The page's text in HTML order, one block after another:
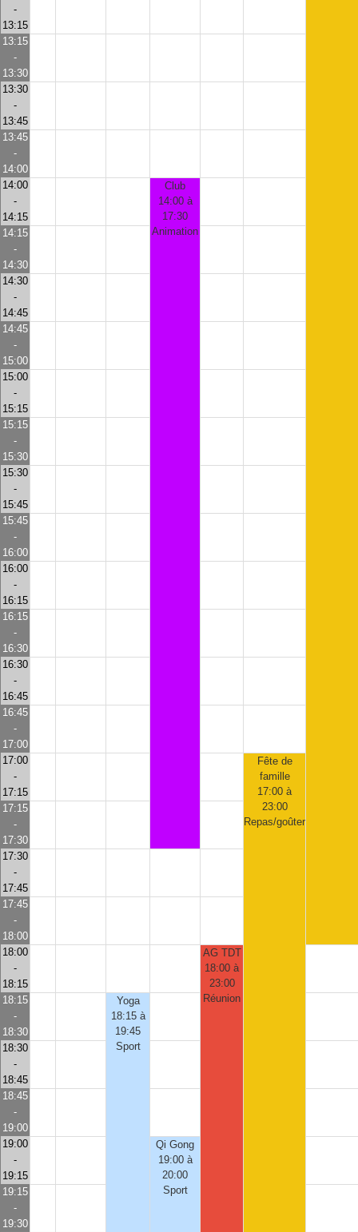
-
13:15
13:15
-
13:30
13:30
-
13:45
13:45
-
14:00
14:00
-
14:15
Club
14:00 à
17:30
Animation
14:15
-
14:30
14:30
-
14:45
14:45
-
15:00
15:00
-
15:15
15:15
-
15:30
15:30
-
15:45
15:45
-
16:00
16:00
-
16:15
16:15
-
16:30
16:30
-
16:45
16:45
-
17:00
17:00
-
17:15
Fête de
famille
17:00 à
23:00
Repas/goûter
17:15
-
17:30
17:30
-
17:45
17:45
-
18:00
18:00
-
18:15
AG TDT
18:00 à
23:00
Réunion
18:15
-
18:30
Yoga
18:15 à
19:45
Sport
18:30
-
18:45
18:45
-
19:00
19:00
-
19:15
Qi Gong
19:00 à
20:00
Sport
19:15
-
19:30